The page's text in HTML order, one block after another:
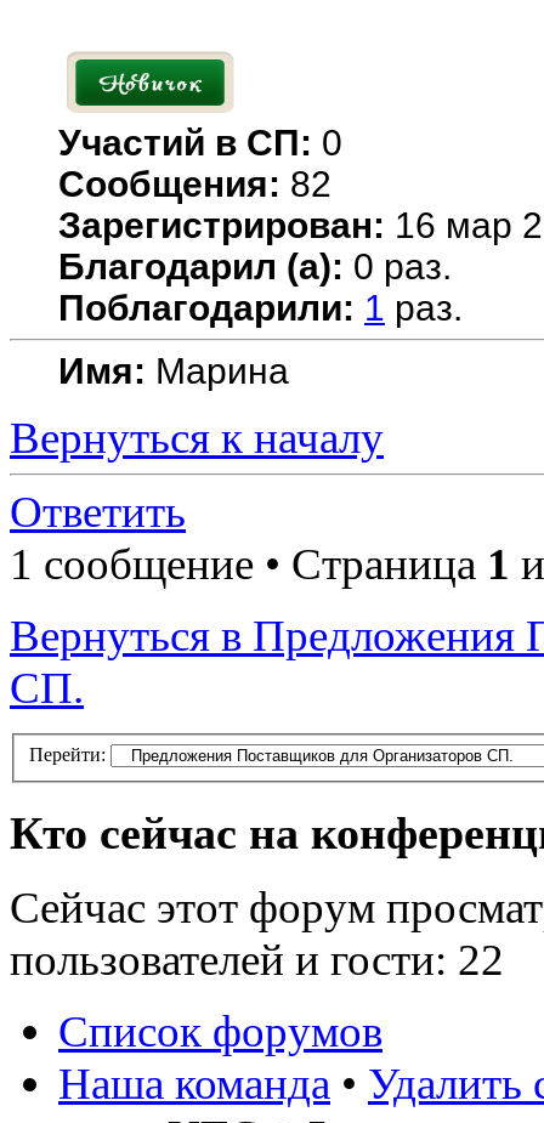
Участий в СП: 0
Сообщения: 82
Зарегистрирован: 16 мар
Благодарил (а): 0 раз.
Поблагодарили: 1 раз.
Имя: Марина
Вернуться к началу
Ответить
1 сообщение • Страница 1
Вернуться в Предложения
СП.
Перейти:
Кто сейчас на
Сейчас этот форум
пользователей и гости: 22
Список форумов
Наша команда • Удалить